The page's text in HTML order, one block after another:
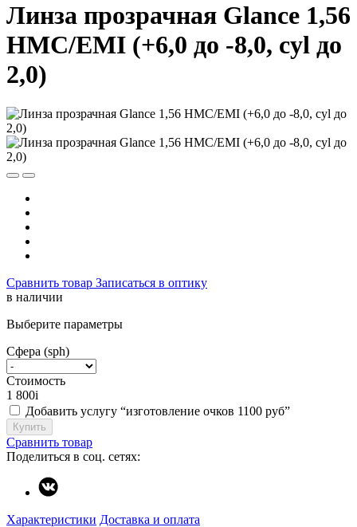
Линза прозрачная Glance 1,56
HMC/EMI (+6,0 до -8,0, cyl до
2,0)
Сравнить товар Записаться в оптику
в наличии
Выберите параметры
Сфера (sph)
Стоимость
1 800i
Добавить услугу “изготовление очков 1100 руб”
Купить
Сравнить товар
Поделиться в соц. сетях:
Характеристики Доставка и оплата